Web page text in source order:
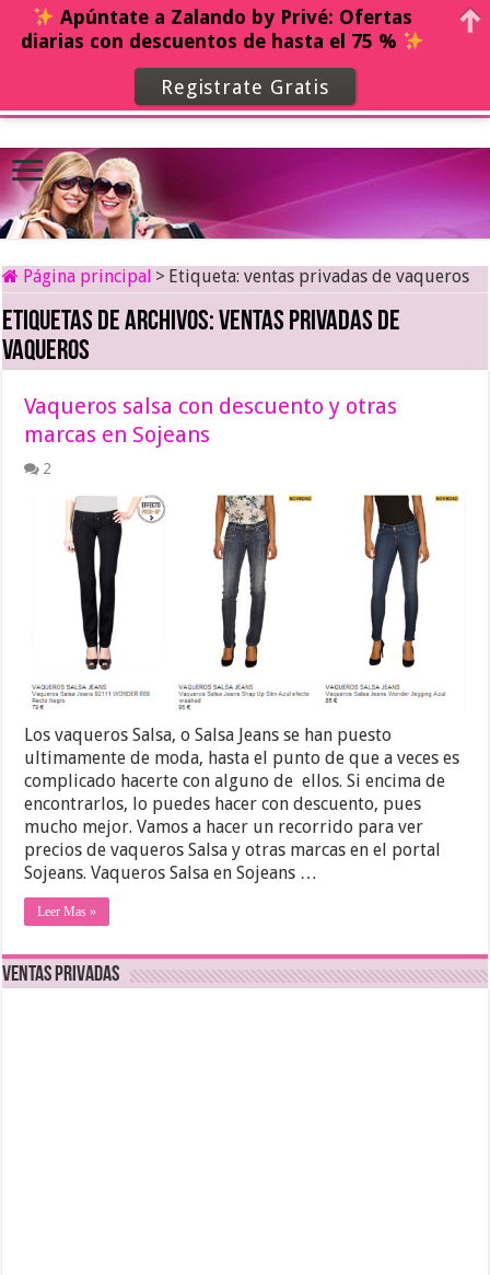
Página principal > Etiqueta:ventas privadas de vaqueros
Etiquetas de archivos:ventas privadas de
vaqueros
Vaqueros salsa con descuento y otras
marcas en Sojeans
2
Los vaqueros Salsa, o Salsa Jeans se han puesto
ultimamente de moda, hasta el punto de que a veces es
complicado hacerte con alguno de ellos. Si encima de
encontrarlos, lo puedes hacer con descuento, pues
mucho mejor. Vamos a hacer un recorrido para ver
precios de vaqueros Salsa y otras marcas en el portal
Sojeans. Vaqueros Salsa en Sojeans …
Leer Mas »
Ventas Privadas
Apúntate a Zalando by Privé: Ofertas
diarias con descuentos de hasta el 75 %
Registrate Gratis